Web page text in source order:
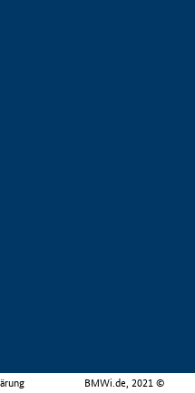
BMWi.de, 2021 ©